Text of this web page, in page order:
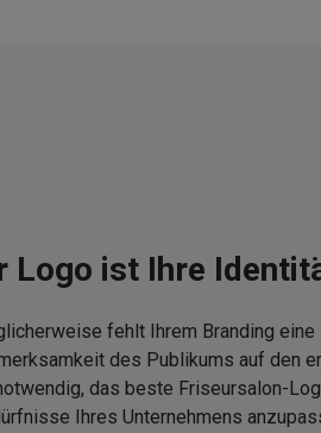
Logo ist Ihre
fehlt Ihrem Branding
des Publikums auf den
das beste Friseursalon-
Ihres Unternehmens